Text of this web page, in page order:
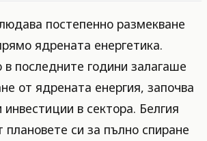
постепенно размекване
ядрената енергетика.
в последните години залагаше
от ядрената енергия, започва
в сектора. Белгия
плановете си за пълно спиране